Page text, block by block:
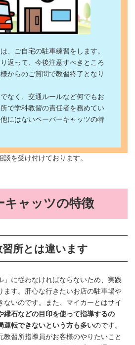
、ご自宅の駐車練習をします。
返って、今後注意すべきところ
からのご質問で教習終了となり
でなく、交通ルールなど何でもお
で学科教習の責任者を務めてい
にはないペーパーキャッツの特
談を受け付けております。
キャッツの特徴
習所とは違います
に従わなければならないため、実践
ます。肝心な行きたいお店の駐車場や
ないのです。また、マイカーとはサイ
縁石などの目印を使って指導するの
運転できないという方も多いのです。
教習所指導員がお客様のやりたいこと